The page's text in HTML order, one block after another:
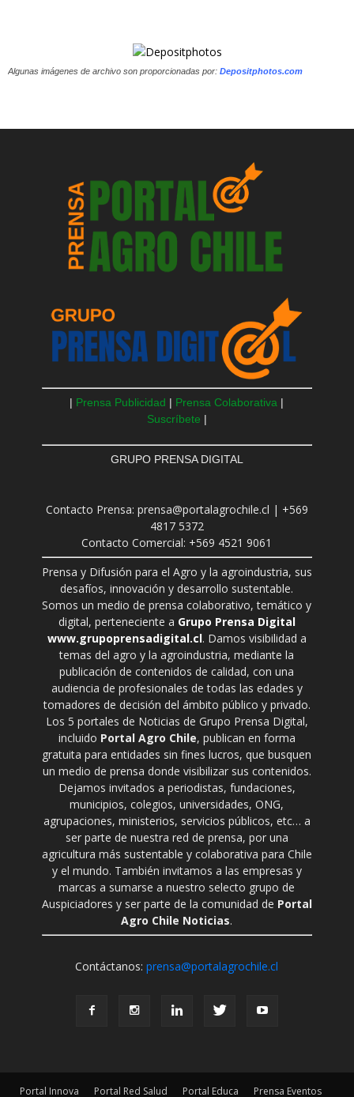
Algunas imágenes de archivo son proporcionadas por: Depositphotos.com
| Prensa Publicidad | Prensa Colaborativa |
Suscríbete |
GRUPO PRENSA DIGITAL
Contacto Prensa: prensa@portalagrochile.cl | +569
4817 5372
Contacto Comercial: +569 4521 9061
Prensa y Difusión para el Agro y la agroindustria, sus
desafíos, innovación y desarrollo sustentable.
Somos un medio de prensa colaborativo, temático y
digital, perteneciente a Grupo Prensa Digital
www.grupoprensadigital.cl. Damos visibilidad a
temas del agro y la agroindustria, mediante la
publicación de contenidos de calidad, con una
audiencia de profesionales de todas las edades y
tomadores de decisión del ámbito público y privado.
Los 5 portales de Noticias de Grupo Prensa Digital,
incluido Portal Agro Chile, publican en forma
gratuita para entidades sin fines lucros, que busquen
un medio de prensa donde visibilizar sus contenidos.
Dejamos invitados a periodistas, fundaciones,
municipios, colegios, universidades, ONG,
agrupaciones, ministerios, servicios públicos, etc… a
ser parte de nuestra red de prensa, por una
agricultura más sustentable y colaborativa para Chile
y el mundo. También invitamos a las empresas y
marcas a sumarse a nuestro selecto grupo de
Auspiciadores y ser parte de la comunidad de Portal
Agro Chile Noticias.
Contáctanos:prensa@portalagrochile.cl
Portal Innova Portal Red Salud Portal Educa Prensa Eventos